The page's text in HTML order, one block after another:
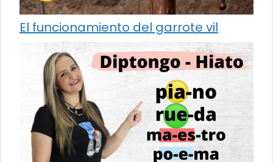
El funcionamiento del garrote vil